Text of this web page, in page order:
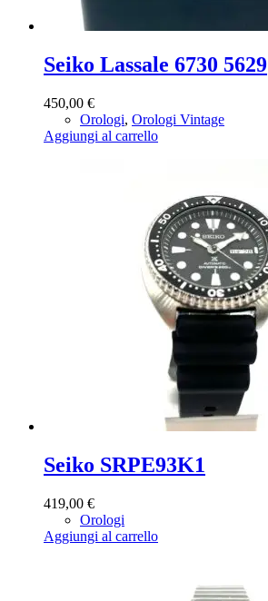
Seiko Lassale 6730 5629
450,00 €
Orologi, Orologi Vintage
Aggiungi al carrello
Seiko SRPE93K1
419,00 €
Orologi
Aggiungi al carrello